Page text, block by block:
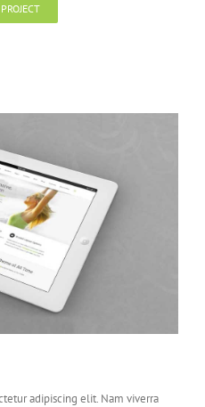
adipiscing elit. Nam viverra